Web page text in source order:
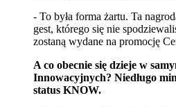
- To była forma żartu. Ta
gest, którego się nie
zostaną wydane na promocję
A co obecnie się dzieje w
Innowacyjnych? Niedługo
status KNOW.